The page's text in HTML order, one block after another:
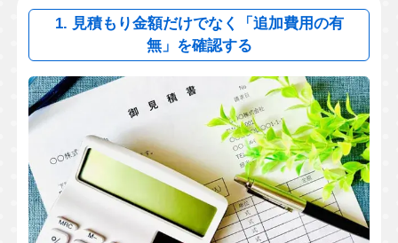
1. 見積もり金額だけでなく「追加費用の有
無」を確認する